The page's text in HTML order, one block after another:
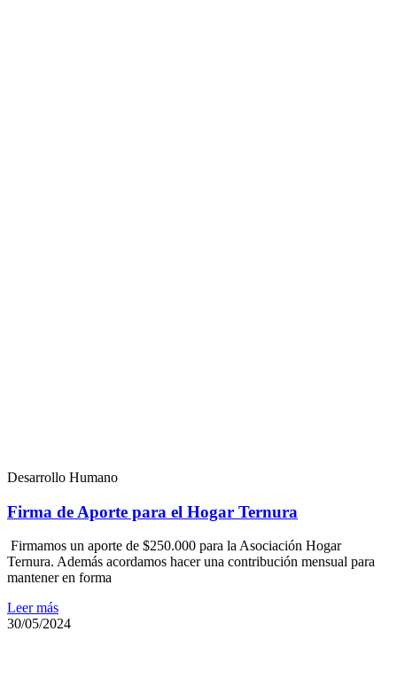
Desarrollo Humano
Firma de Aporte para el Hogar Ternura
Firmamos un aporte de $250.000 para la Asociación Hogar
Ternura. Además acordamos hacer una contribución mensual para
mantener en forma
Leer más
30/05/2024